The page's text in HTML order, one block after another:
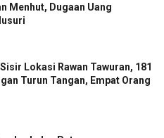
Menhut, Dugaan Uang
Lokasi Rawan Tawuran, 181
Turun Tangan, Empat Orang